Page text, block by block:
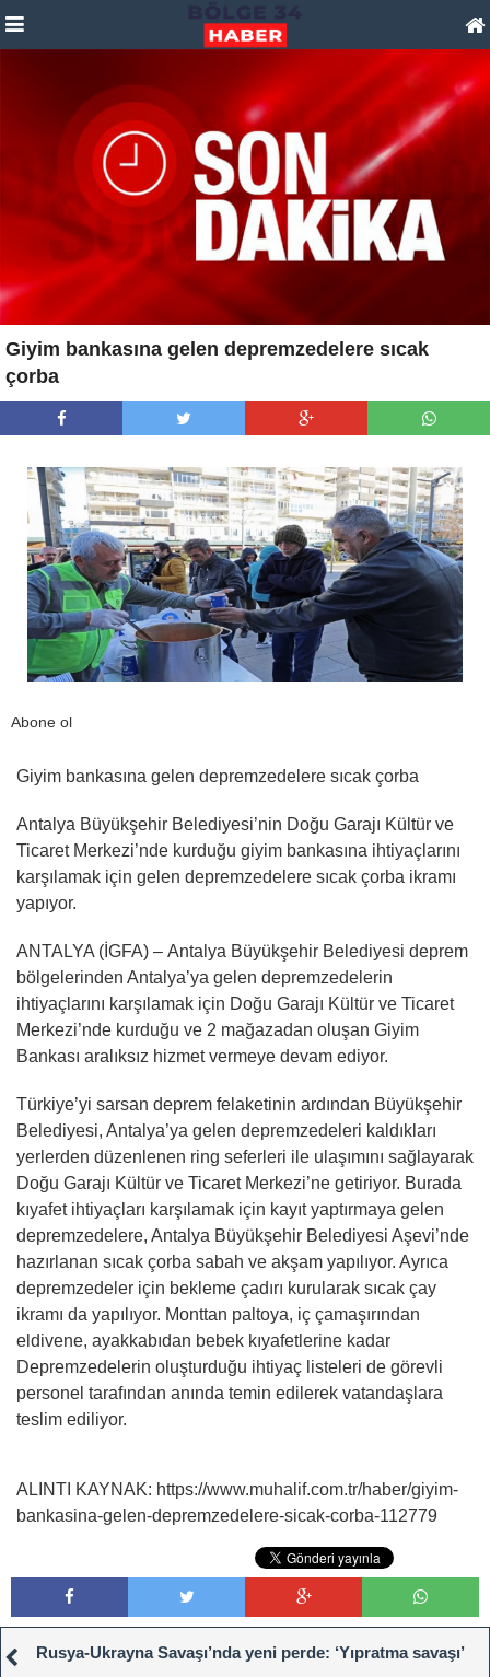
Giyim bankasına gelen depremzedelere sıcak
çorba
Abone ol
Giyim bankasına gelen depremzedelere sıcak çorba
Antalya Büyükşehir Belediyesi’nin Doğu Garajı Kültür ve
Ticaret Merkezi’nde kurduğu giyim bankasına ihtiyaçlarını
karşılamak için gelen depremzedelere sıcak çorba ikramı
yapıyor.
ANTALYA (İGFA) – Antalya Büyükşehir Belediyesi deprem
bölgelerinden Antalya’ya gelen depremzedelerin
ihtiyaçlarını karşılamak için Doğu Garajı Kültür ve Ticaret
Merkezi’nde kurduğu ve 2 mağazadan oluşan Giyim
Bankası aralıksız hizmet vermeye devam ediyor.
Türkiye’yi sarsan deprem felaketinin ardından Büyükşehir
Belediyesi, Antalya’ya gelen depremzedeleri kaldıkları
yerlerden düzenlenen ring seferleri ile ulaşımını sağlayarak
Doğu Garajı Kültür ve Ticaret Merkezi’ne getiriyor. Burada
kıyafet ihtiyaçları karşılamak için kayıt yaptırmaya gelen
depremzedelere, Antalya Büyükşehir Belediyesi Aşevi’nde
hazırlanan sıcak çorba sabah ve akşam yapılıyor. Ayrıca
depremzedeler için bekleme çadırı kurularak sıcak çay
ikramı da yapılıyor. Monttan paltoya, iç çamaşırından
eldivene, ayakkabıdan bebek kıyafetlerine kadar
Depremzedelerin oluşturduğu ihtiyaç listeleri de görevli
personel tarafından anında temin edilerek vatandaşlara
teslim ediliyor.
ALINTI KAYNAK: https://www.muhalif.com.tr/haber/giyim-
bankasina-gelen-depremzedelere-sicak-corba-112779
Rusya-Ukrayna Savaşı’nda yeni perde: ‘Yıpratma savaşı’